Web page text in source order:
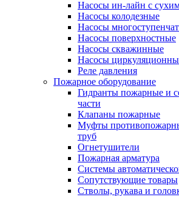
Насосы ин-лайн с
Насосы колодезные
Насосы
Насосы поверхностные
Насосы скважинные
Насосы
Реле давления
Пожарное оборудование
Гидранты пожарные и
части
Клапаны пожарные
Муфты
труб
Огнетушители
Пожарная арматура
Системы
Сопутствующие товары
Стволы, рукава и